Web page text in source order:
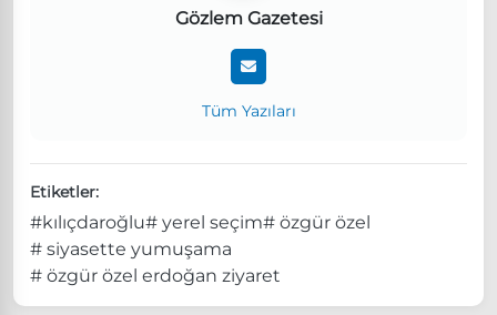
Gözlem Gazetesi
Tüm Yazıları
Etiketler:
#kılıçdaroğlu# yerel seçim# özgür özel
# siyasette yumuşama
# özgür özel erdoğan ziyaret